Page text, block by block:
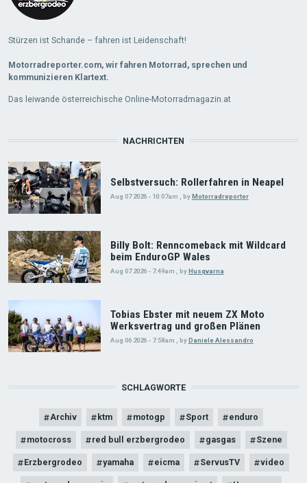
Stürzen ist Schande – fahren ist Leidenschaft!
Motorradreporter.com, wir fahren Motorrad, sprechen und
kommunizieren Klartext.
Das leiwande österreichische Online-Motorradmagazin.at
NACHRICHTEN
Selbstversuch: Rollerfahren in Neapel
Aug 07 2026 - 10:07am byMotorradreporter
Billy Bolt: Renncomeback mit Wildcard
beim EnduroGP Wales
Aug 07 2026 - 7:49am byHusqvarna
Tobias Ebster mit neuem ZX Moto
Werksvertrag und großen Plänen
Aug 06 2026 - 7:58am byDaniele Alessandro
SCHLAGWORTE
Archiv ktm motogp Sport enduro
motocross red bull erzbergrodeo gasgas Szene
Erzbergrodeo yamaha eicma ServusTV video